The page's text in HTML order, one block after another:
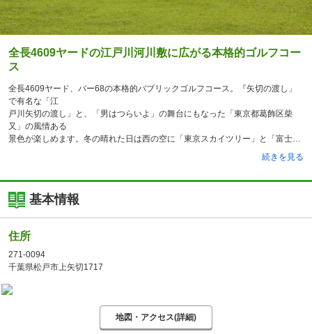
全長4609ヤードの江戸川河川敷に広がる本格的ゴルフコー
ス
全長4609ヤード、バー68の本格的バブリックゴルフコース。『矢切の渡し」
で有名な「江
戸川矢切の渡し」と、「男はつらいよ」の舞台にもなった「東京都葛飾区柴
又」の風情ある
景色が楽しめます。冬の晴れた日は西の空に「東京スカイツリー」と「富士
続きを見る
基本情報
住所
271-0094
千葉県松戸市上矢切1717
地図・アクセス(詳細)